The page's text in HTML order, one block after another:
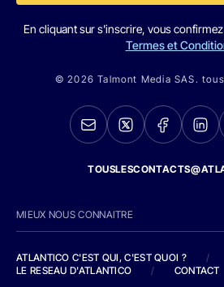
En cliquant sur s'inscrire, vous
Termes et
© 2026 Talmont Media SAS.
MIEUX NOUS CONNAITRE
ATLANTICO C'EST QUI, C'EST QUOI ?
/
LE RESEAU D'ATLANTICO
/ CONTACT